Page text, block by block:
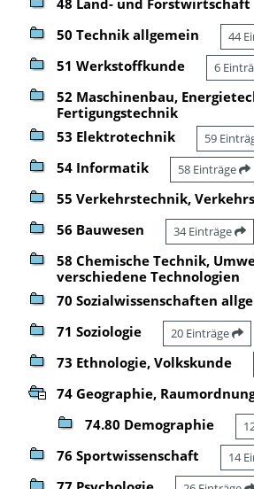
48 Land- und Forstwirtschaft
50 Technik allgemein 44
51 Werkstoffkunde 6
52 Maschinenbau,
Fertigungstechnik
53 Elektrotechnik 59
54 Informatik 58 Einträge
55 Verkehrstechnik,
56 Bauwesen 34 Einträge
58 Chemische Technik,
verschiedene Technologien
70 Sozialwissenschaften
71 Soziologie 20 Einträge
73 Ethnologie, Volkskunde
74 Geographie,
74.80 Demographie
76 Sportwissenschaft 14